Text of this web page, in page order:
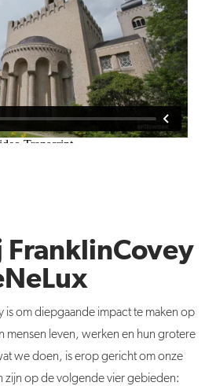
FranklinCovey
is om diepgaande impact te maken op
mensen leven, werken en hun grotere
we doen, is erop gericht om onze
zijn op de volgende vier gebieden: